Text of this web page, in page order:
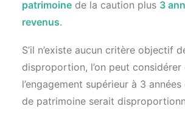
patrimoine de la caution plus 3
revenus.
S’il n’existe aucun critère objectif
disproportion, l’on peut considérer
l’engagement supérieur à 3
de patrimoine serait